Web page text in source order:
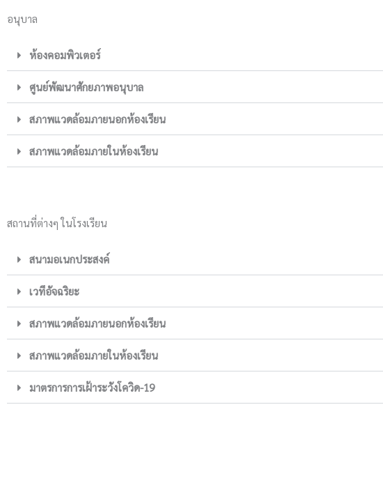
อนุบาล
ห้องคอมพิวเตอร์
ศูนย์พัฒนาศักยภาพอนุบาล
สภาพแวดล้อมภายนอกห้องเรียน
สภาพแวดล้อมภายในห้องเรียน
สถานที่ต่างๆ ในโรงเรียน
สนามอเนกประสงค์
เวทีอัจฉริยะ
สภาพแวดล้อมภายนอกห้องเรียน
สภาพแวดล้อมภายในห้องเรียน
มาตรการการเฝ้าระวังโควิด-19